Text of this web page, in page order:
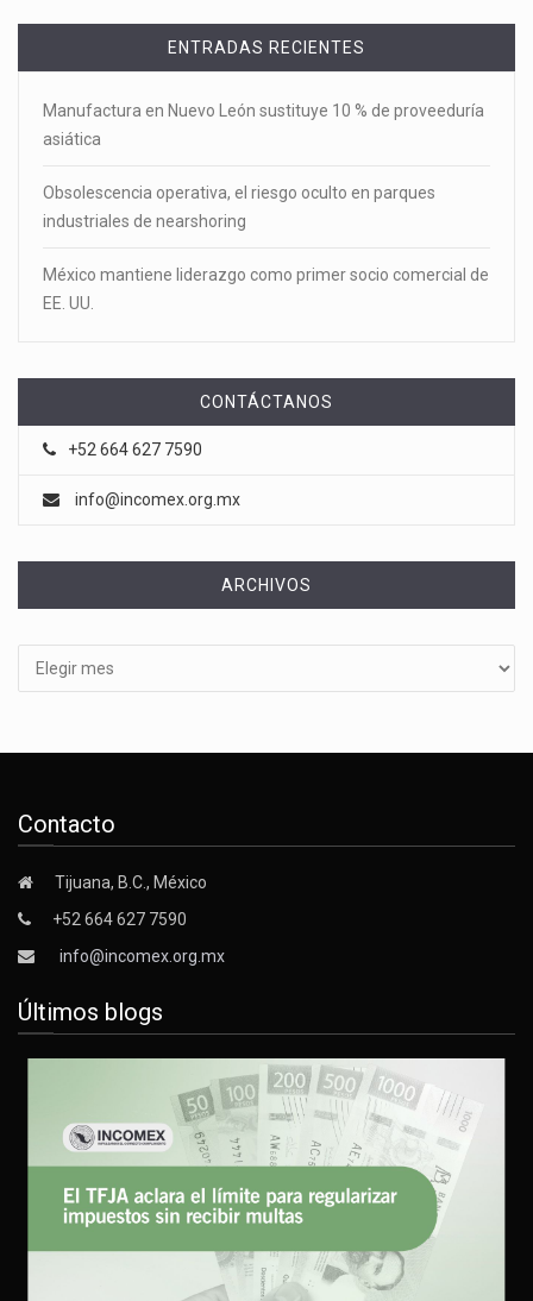
ENTRADAS RECIENTES
Manufactura en Nuevo León sustituye 10 % de proveeduría
asiática
Obsolescencia operativa, el riesgo oculto en parques
industriales de nearshoring
México mantiene liderazgo como primer socio comercial de
EE. UU.
CONTÁCTANOS
+52 664 627 7590
info@incomex.org.mx
ARCHIVOS
Contacto
Tijuana, B.C., México
+52 664 627 7590
info@incomex.org.mx
Últimos blogs